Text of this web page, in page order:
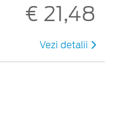
€ 21,48
Vezi detalii